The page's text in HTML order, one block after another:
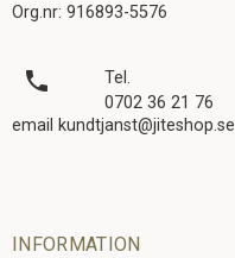
Org.nr: 916893-5576
local_phone
Tel.
0702 36 21 76
email kundtjanst@jiteshop.se
INFORMATION